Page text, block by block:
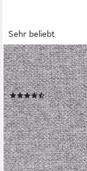
Sehr beliebt
OTTO HOME
Schlafsofa Bella, B:
Bettkasten & 2
(1421)
469,99 € UVP
-54%
lieferbar in 2 Wochen